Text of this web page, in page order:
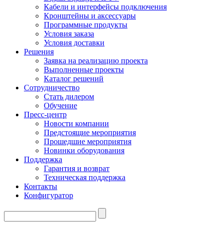
Кабели и интерфейсы подключения
Кронштейны и аксессуары
Программные продукты
Условия заказа
Условия доставки
Решения
Заявка на реализацию проекта
Выполненные проекты
Каталог решений
Сотрудничество
Стать дилером
Обучение
Пресс-центр
Новости компании
Предстоящие мероприятия
Прошедшие мероприятия
Новинки оборудования
Поддержка
Гарантия и возврат
Техническая поддержка
Контакты
Конфигуратор